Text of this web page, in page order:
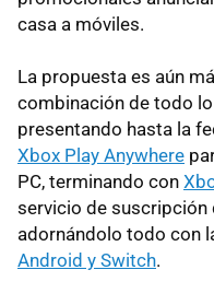
casa a móviles.
La propuesta es aún
combinación de todo
presentando hasta la
Xbox Play Anywhere
PC, terminando con
servicio de suscripción
adornándolo todo con
Android y Switch.